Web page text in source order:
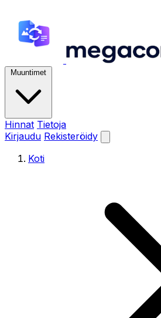
Muuntimet
Hinnat Tietoja
Kirjaudu Rekisteröidy
Koti